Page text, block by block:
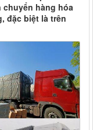
chuyển hàng hóa
đặc biệt là trên